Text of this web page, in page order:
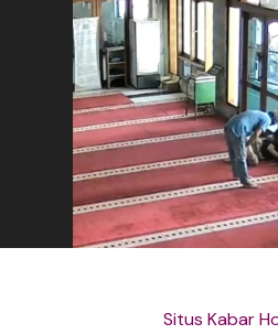
Situs Kabar